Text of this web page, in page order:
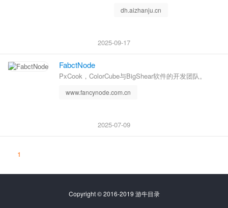
dh.aizhanju.cn
2025-09-17
FabctNode
PxCook，ColorCube与BigShear软件的开发团队。
www.fancynode.com.cn
2025-07-09
1
Copyright © 2016-2019 游牛目录